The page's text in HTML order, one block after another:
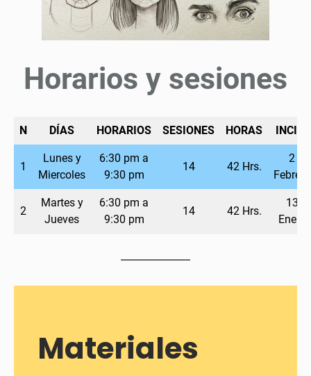
Horarios y sesiones
N DÍAS HORARIOS SESIONES HORAS INCIIO
1
Lunes y
Miercoles
6:30 pm a
9:30 pm
14 42 Hrs.
2
Febrero
2
Martes y
Jueves
6:30 pm a
9:30 pm
14 42 Hrs.
13
Enero
Materiales